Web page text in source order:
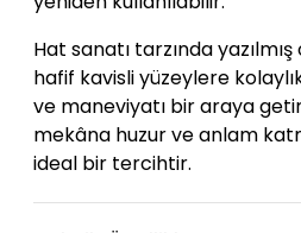
Hat sanatı tarzında
hafif kavisli yüzeylere
ve maneviyatı bir araya
mekâna huzur ve anlam
ideal bir tercihtir.